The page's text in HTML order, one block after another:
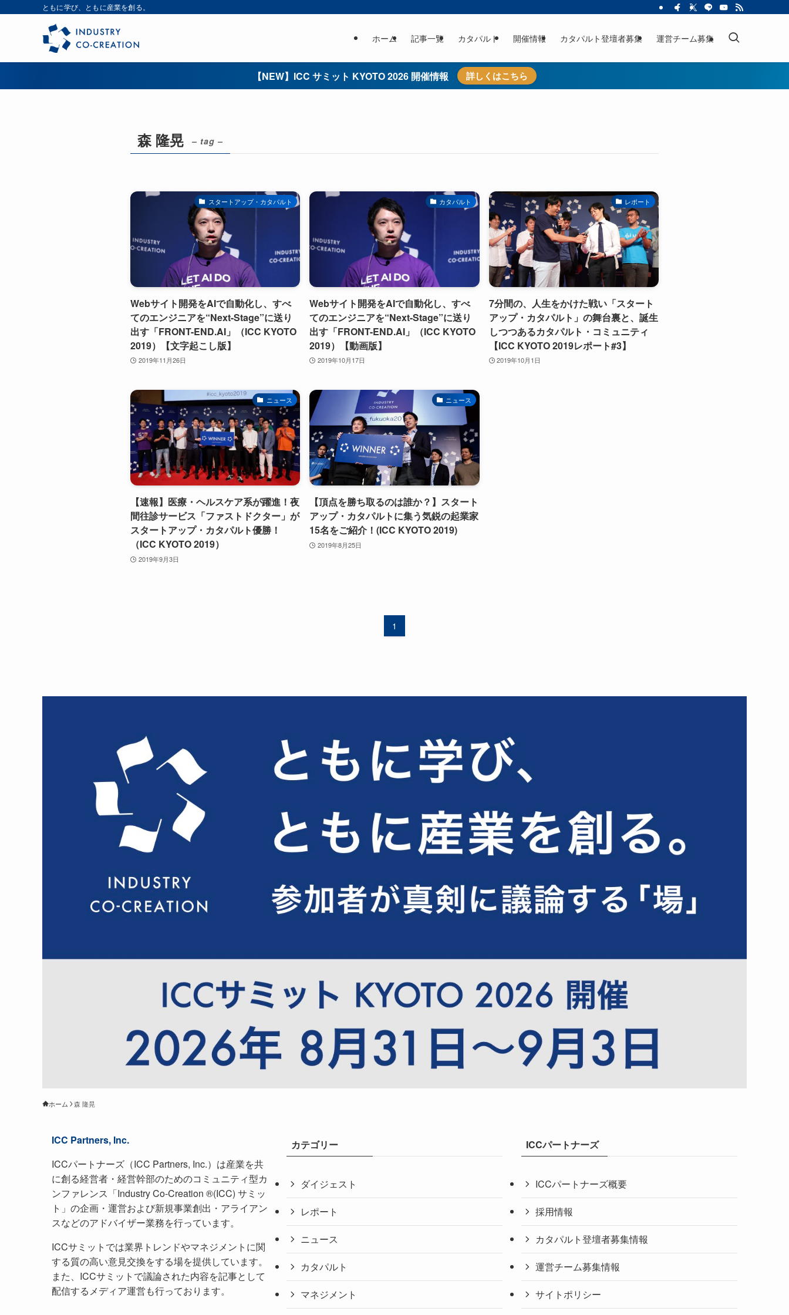
ともに学び、ともに産業を創る。
ホーム 記事一覧 カタパルト 開催情報 カタパルト登壇者募集 運営チーム募集
【NEW】ICC サミット KYOTO 2026 開催情報 詳しくはこちら
森 隆晃 – tag –
スタートアップ・カタパルト
Webサイト開発をAIで自動化し、すべ
てのエンジニアを“Next-Stage”に送り
出す「FRONT-END.AI」（ICC KYOTO
2019）【文字起こし版】
2019年11月26日
カタパルト
Webサイト開発をAIで自動化し、すべ
てのエンジニアを“Next-Stage”に送り
出す「FRONT-END.AI」（ICC KYOTO
2019）【動画版】
2019年10月17日
レポート
7分間の、人生をかけた戦い「スタート
アップ・カタパルト」の舞台裏と、誕生
しつつあるカタパルト・コミュニティ
【ICC KYOTO 2019レポート#3】
2019年10月1日
ニュース
【速報】医療・ヘルスケア系が躍進！夜
間往診サービス「ファストドクター」が
スタートアップ・カタパルト優勝！
（ICC KYOTO 2019）
2019年9月3日
ニュース
【頂点を勝ち取るのは誰か？】スタート
アップ・カタパルトに集う気鋭の起業家
15名をご紹介！(ICC KYOTO 2019)
2019年8月25日
1
ホーム 森 隆晃
ICC Partners, Inc.
ICCパートナーズ（ICC Partners, Inc.）は産業を共
に創る経営者・経営幹部のためのコミュニティ型カ
ンファレンス「Industry Co-Creation ®(ICC) サミッ
ト」の企画・運営および新規事業創出・アライアン
スなどのアドバイザー業務を行っています。
ICCサミットでは業界トレンドやマネジメントに関
する質の高い意見交換をする場を提供しています。
また、ICCサミットで議論された内容を記事として
配信するメディア運営も行っております。
カテゴリー
ダイジェスト
レポート
ニュース
カタパルト
マネジメント
ICCパートナーズ
ICCパートナーズ概要
採用情報
カタパルト登壇者募集情報
運営チーム募集情報
サイトポリシー